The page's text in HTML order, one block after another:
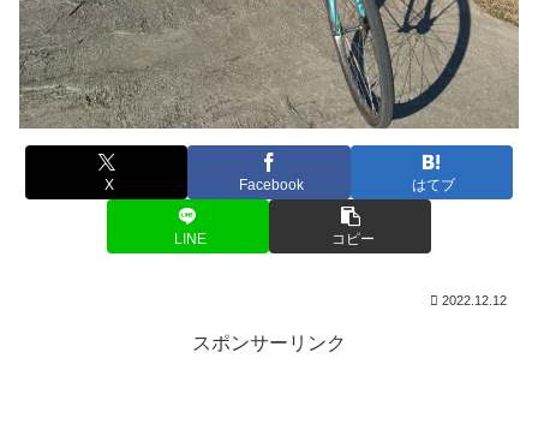
X Facebook はてブ
LINE コピー
2022.12.12
スポンサーリンク